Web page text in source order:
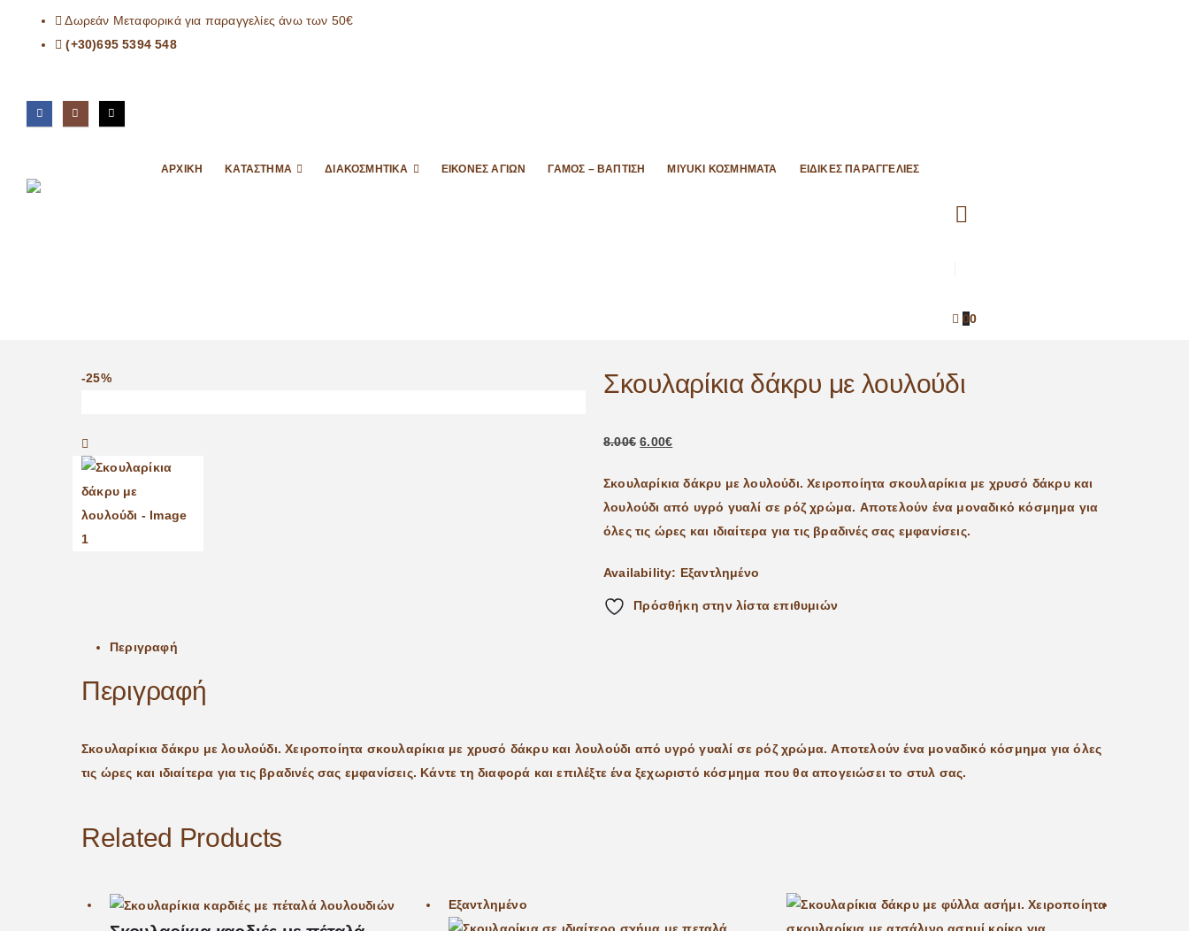
Δωρεάν Μεταφορικά για παραγγελίες άνω των 50€
(+30)695 5394 548
ΑΡΧΙΚΉ ΚΑΤΆΣΤΗΜΑ ΔΙΑΚΟΣΜΗΤΙΚΆ ΕΙΚΌΝΕΣ ΑΓΊΩΝ ΓΆΜΟΣ – ΒΆΠΤΙΣΗ MIYUKI ΚΟΣΜΉΜΑΤΑ ΕΙΔΙΚΈΣ ΠΑΡΑΓΓΕΛΊΕΣ
00
-25% Σκουλαρίκια δάκρυ με λουλούδι
8.00€ 6.00€
Σκουλαρίκια δάκρυ με λουλούδι. Χειροποίητα σκουλαρίκια με χρυσό δάκρυ και
λουλούδι από υγρό γυαλί σε ρόζ χρώμα. Aποτελούν ένα μοναδικό κόσμημα για
όλες τις ώρες και ιδιαίτερα για τις βραδινές σας εμφανίσεις.
Availability: Εξαντλημένο
Πρόσθήκη στην λίστα επιθυμιών
Περιγραφή
Περιγραφή
Σκουλαρίκια δάκρυ με λουλούδι. Χειροποίητα σκουλαρίκια με χρυσό δάκρυ και λουλούδι από υγρό γυαλί σε ρόζ χρώμα. Aποτελούν ένα μοναδικό κόσμημα για όλες
τις ώρες και ιδιαίτερα για τις βραδινές σας εμφανίσεις. Κάντε τη διαφορά και επιλέξτε ένα ξεχωριστό κόσμημα που θα απογειώσει το στυλ σας.
Related Products
Εξαντλημένο